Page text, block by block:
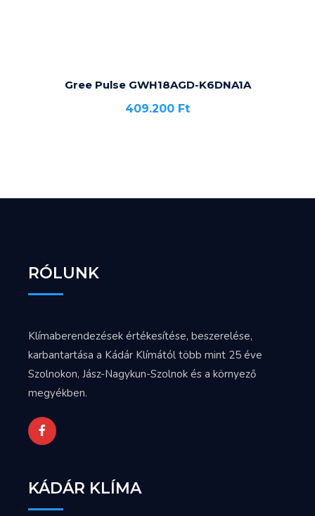
Gree Pulse GWH18AGD-K6DNA1A
409.200 Ft
RÓLUNK
Klímaberendezések értékesítése, beszerelése,
karbantartása a Kádár Klímától több mint 25 éve
Szolnokon, Jász-Nagykun-Szolnok és a környező
megyékben.
KÁDÁR KLÍMA